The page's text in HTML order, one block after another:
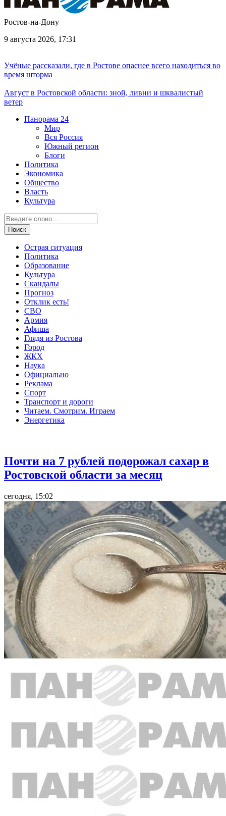
Ростов-на-Дону
9 августа 2026, 17:31
Учёные рассказали, где в Ростове опаснее всего находиться во
время шторма
Август в Ростовской области: зной, ливни и шквалистый
ветер
Панорама 24
Мир
Вся Россия
Южный регион
Блоги
Политика
Экономика
Общество
Власть
Культура
Острая ситуация
Политика
Образование
Культура
Скандалы
Прогноз
Отклик есть!
СВО
Армия
Афиша
Глядя из Ростова
Город
ЖКХ
Наука
Официально
Реклама
Спорт
Транспорт и дороги
Читаем. Смотрим. Играем
Энергетика
Почти на 7 рублей подорожал сахар в
Ростовской области за месяц
сегодня, 15:02